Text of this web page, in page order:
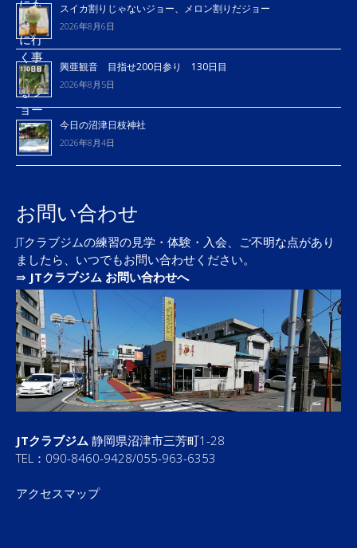
スイカ割りじゃないジョー、メロン割りだジョー
2026年8月6日
興亜観音 目指せ200日参り 130日目
2026年8月5日
今日の沼津日枝神社
2026年8月4日
お問い合わせ
JTクラブジムの練習の見学・体験・入会、ご不明な点があり
ましたら、いつでもお問い合わせください。
⇛ JTクラブジム お問い合わせへ
JTクラブジム 静岡県沼津市三芳町1-28
TEL：090-8460-9428/055-963-6353
アクセスマップ